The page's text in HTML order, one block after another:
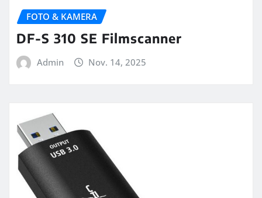
FOTO & KAMERA
DF-S 310 SE Filmscanner
Admin Nov. 14, 2025